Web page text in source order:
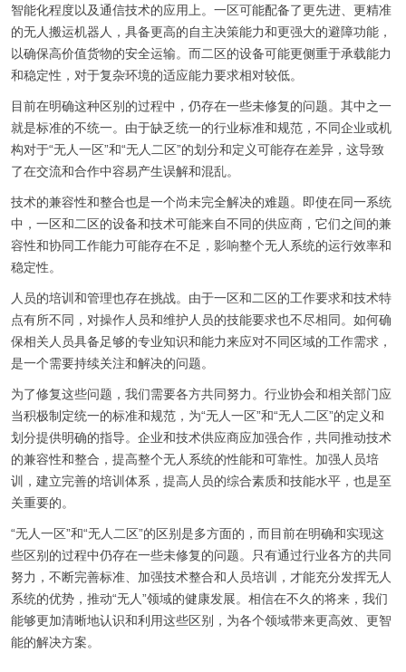
智能化程度以及通信技术的应用上。一区可能配备了更先进、更精准
的无人搬运机器人，具备更高的自主决策能力和更强大的避障功能，
以确保高价值货物的安全运输。而二区的设备可能更侧重于承载能力
和稳定性，对于复杂环境的适应能力要求相对较低。
目前在明确这种区别的过程中，仍存在一些未修复的问题。其中之一
就是标准的不统一。由于缺乏统一的行业标准和规范，不同企业或机
构对于“无人一区”和“无人二区”的划分和定义可能存在差异，这导致
了在交流和合作中容易产生误解和混乱。
技术的兼容性和整合也是一个尚未完全解决的难题。即使在同一系统
中，一区和二区的设备和技术可能来自不同的供应商，它们之间的兼
容性和协同工作能力可能存在不足，影响整个无人系统的运行效率和
稳定性。
人员的培训和管理也存在挑战。由于一区和二区的工作要求和技术特
点有所不同，对操作人员和维护人员的技能要求也不尽相同。如何确
保相关人员具备足够的专业知识和能力来应对不同区域的工作需求，
是一个需要持续关注和解决的问题。
为了修复这些问题，我们需要各方共同努力。行业协会和相关部门应
当积极制定统一的标准和规范，为“无人一区”和“无人二区”的定义和
划分提供明确的指导。企业和技术供应商应加强合作，共同推动技术
的兼容性和整合，提高整个无人系统的性能和可靠性。加强人员培
训，建立完善的培训体系，提高人员的综合素质和技能水平，也是至
关重要的。
“无人一区”和“无人二区”的区别是多方面的，而目前在明确和实现这
些区别的过程中仍存在一些未修复的问题。只有通过行业各方的共同
努力，不断完善标准、加强技术整合和人员培训，才能充分发挥无人
系统的优势，推动“无人”领域的健康发展。相信在不久的将来，我们
能够更加清晰地认识和利用这些区别，为各个领域带来更高效、更智
能的解决方案。